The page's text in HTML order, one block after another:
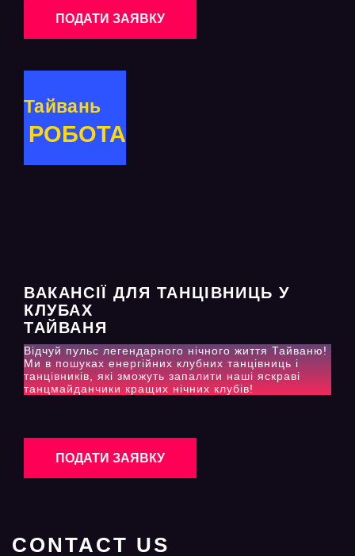
ПОДАТИ ЗАЯВКУ
Тайвань
РОБОТА
ВАКАНСІЇ ДЛЯ ТАНЦІВНИЦЬ У
КЛУБАХ
ТАЙВАНЯ
Відчуй пульс легендарного нічного життя Тайваню!
Ми в пошуках енергійних клубних танцівниць і
танцівників, які зможуть запалити наші яскраві
танцмайданчики кращих нічних клубів!
ПОДАТИ ЗАЯВКУ
CONTACT US